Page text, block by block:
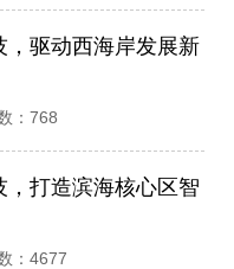
驱动西海岸发展新
：768
打造滨海核心区智
：4677